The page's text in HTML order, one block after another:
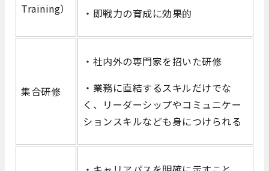
Training）
・即戦力の育成に効果的
集合研修
・社内外の専門家を招いた研修
・業務に直結するスキルだけでな
く、リーダーシップやコミュニケー
ションスキルなども身につけられる